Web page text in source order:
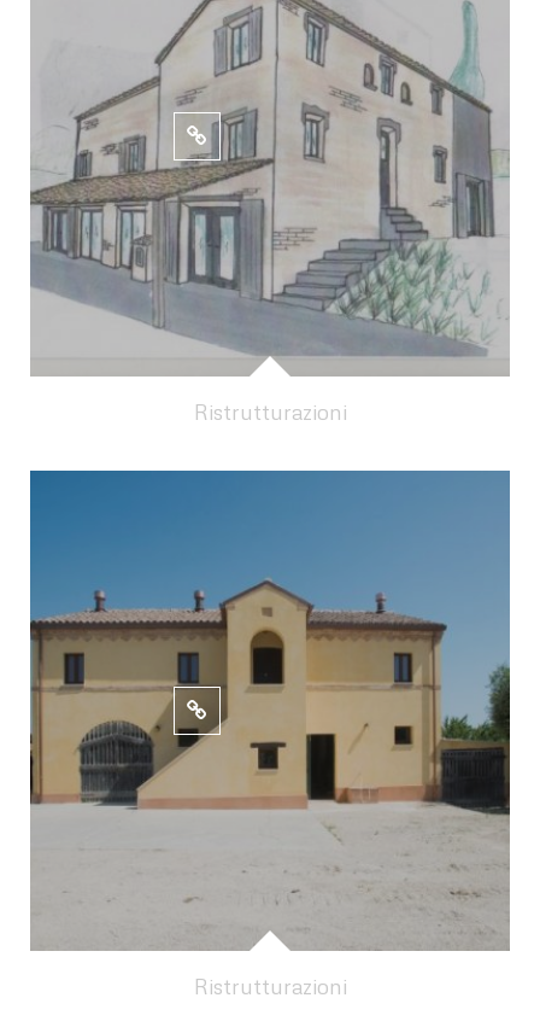
Ristrutturazioni
Ristrutturazioni